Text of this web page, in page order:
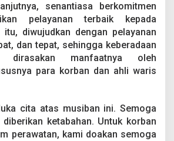
senantiasa berkomitmen
pelayanan terbaik kepada
itu, diwujudkan dengan pelayanan
dan tepat, sehingga keberadaan
dirasakan manfaatnya oleh
para korban dan ahli waris
cita atas musiban ini. Semoga
ketabahan. Untuk korban
perawatan, kami doakan semoga